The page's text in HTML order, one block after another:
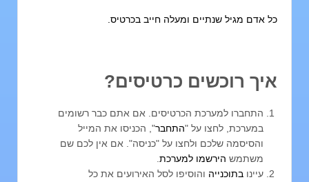
אדם מגיל שנתיים ומעלה חייב בכרטיס.
רוכשים כרטיסים?
התחברו למערכת הכרטיסים. אם אתם כבר רשומים
במערכת, לחצו על "התחבר ", הכניסו את המייל
והסיסמה שלכם ולחצו על "כניסה". אם אין לכם שם
משתמשהירשמו למערכת .
בתוכנייהוהוסיפו לסל האירועים את כל